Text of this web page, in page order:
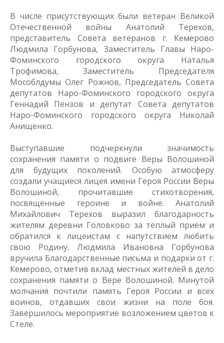
В числе присутствующих были ветеран Великой
Отечественной войны Анатолий Терехов,
представитель Совета ветеранов г. Кемерово
Людмила Горбунова, Заместитель Главы Наро-
Фоминского городского округа Наталья
Трофимова, Заместитель Председателя
Мособлдумы Олег Рожнов, Председатель Совета
депутатов Наро-Фоминского городского округа
Геннадий Пензов и депутат Совета депутатов
Наро-Фоминского городского округа Николай
Анищенко.
Выступавшие подчеркнули значимость
сохранения памяти о подвиге Веры Волошиной
для будущих поколений. Особую атмосферу
создали учащиеся лицея имени Героя России Веры
Волошиной, прочитавшие стихотворения,
посвящённые героине и войне. Анатолий
Михайлович Терехов выразил благодарность
жителям деревни Головково за тёплый приём и
обратился к лицеистам с напутствием любить
свою Родину. Людмила Ивановна Горбунова
вручила Благодарственные письма и подарки от г.
Кемерово, отметив вклад местных жителей в дело
сохранения памяти о Вере Волошиной. Минутой
молчания почтили память Героя России и всех
воинов, отдавших свои жизни на поле боя.
Завершилось мероприятие возложением цветов к
Стеле.